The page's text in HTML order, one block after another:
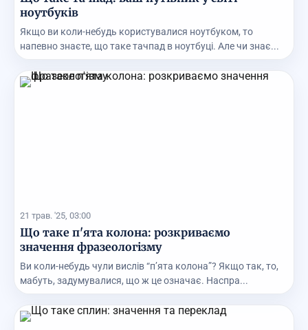
ноутбуків
Якщо ви коли-небудь користувалися ноутбуком, то
напевно знаєте, що таке тачпад в ноутбуці. Але чи знає...
21 трав. '25, 03:00
Що таке п'ята колона: розкриваємо
значення фразеологізму
Ви коли-небудь чули вислів “п’ята колона”? Якщо так, то,
мабуть, задумувалися, що ж це означає. Наспра...